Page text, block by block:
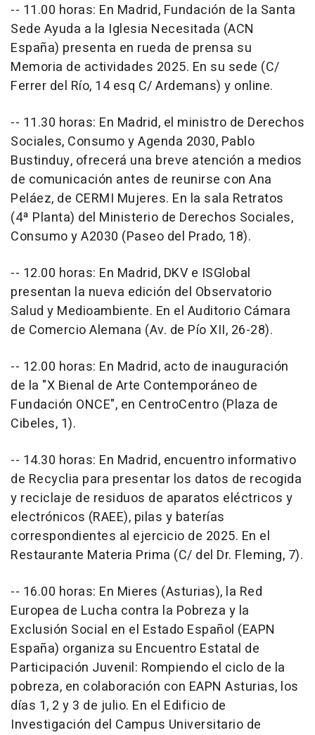
-- 11.00 horas: En Madrid, Fundación de la Santa
Sede Ayuda a la Iglesia Necesitada (ACN
España) presenta en rueda de prensa su
Memoria de actividades 2025. En su sede (C/
Ferrer del Río, 14 esq C/ Ardemans) y online.
-- 11.30 horas: En Madrid, el ministro de Derechos
Sociales, Consumo y Agenda 2030, Pablo
Bustinduy, ofrecerá una breve atención a medios
de comunicación antes de reunirse con Ana
Peláez, de CERMI Mujeres. En la sala Retratos
(4ª Planta) del Ministerio de Derechos Sociales,
Consumo y A2030 (Paseo del Prado, 18).
-- 12.00 horas: En Madrid, DKV e ISGlobal
presentan la nueva edición del Observatorio
Salud y Medioambiente. En el Auditorio Cámara
de Comercio Alemana (Av. de Pío XII, 26-28).
-- 12.00 horas: En Madrid, acto de inauguración
de la "X Bienal de Arte Contemporáneo de
Fundación ONCE", en CentroCentro (Plaza de
Cibeles, 1).
-- 14.30 horas: En Madrid, encuentro informativo
de Recyclia para presentar los datos de recogida
y reciclaje de residuos de aparatos eléctricos y
electrónicos (RAEE), pilas y baterías
correspondientes al ejercicio de 2025. En el
Restaurante Materia Prima (C/ del Dr. Fleming, 7).
-- 16.00 horas: En Mieres (Asturias), la Red
Europea de Lucha contra la Pobreza y la
Exclusión Social en el Estado Español (EAPN
España) organiza su Encuentro Estatal de
Participación Juvenil: Rompiendo el ciclo de la
pobreza, en colaboración con EAPN Asturias, los
días 1, 2 y 3 de julio. En el Edificio de
Investigación del Campus Universitario de